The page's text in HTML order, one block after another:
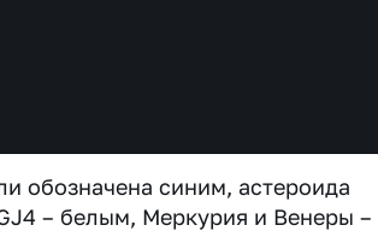
обозначена синим, астероида
– белым, Меркурия и Венеры –